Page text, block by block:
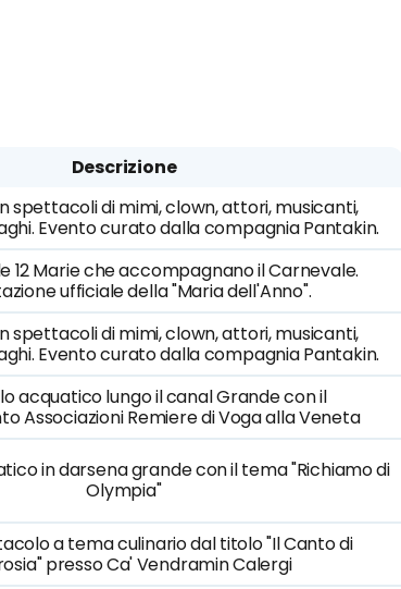
Descrizione
spettacoli di mimi, clown, attori, musicanti,
Evento curato dalla compagnia Pantakin.
12 Marie che accompagnano il Carnevale.
ufficiale della "Maria dell'Anno".
spettacoli di mimi, clown, attori, musicanti,
Evento curato dalla compagnia Pantakin.
acquatico lungo il canal Grande con il
Associazioni Remiere di Voga alla Veneta
in darsena grande con il tema "Richiamo di
Olympia"
a tema culinario dal titolo "Il Canto di
presso Ca' Vendramin Calergi